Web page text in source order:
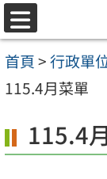
跳至主要內容區
選
單
首頁>行政單
115.4月菜單
115.4